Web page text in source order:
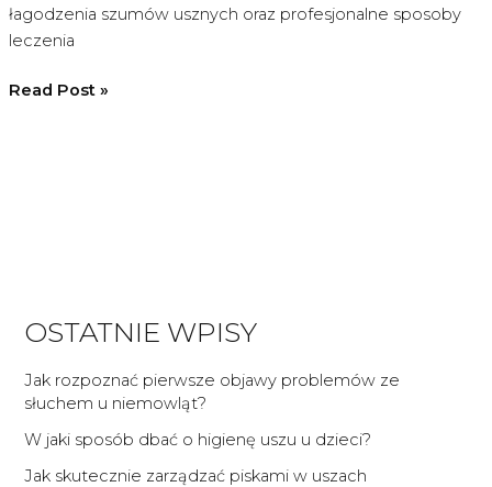
łagodzenia szumów usznych oraz profesjonalne sposoby
leczenia
Jak
Read Post »
OSTATNIE WPISY
Jak rozpoznać pierwsze objawy problemów ze
słuchem u niemowląt?
W jaki sposób dbać o higienę uszu u dzieci?
Jak skutecznie zarządzać piskami w uszach